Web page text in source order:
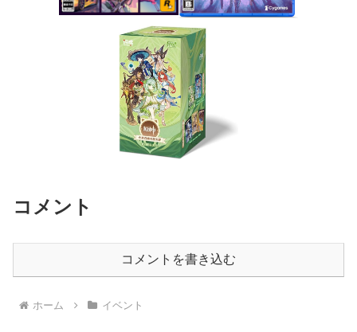
コメント
コメントを書き込む
ホーム イベント